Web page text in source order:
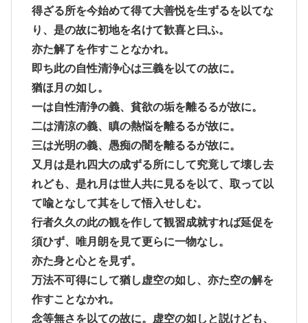
得ざる所を今始めて得て大善悦を生ずるを以てな
り、是の故に初地を名けて歓喜と曰ふ。
亦た解了を作すことなかれ。
即ち此の自性清浄心は三義を以ての故に。
猶ほ月の如し。
一は自性清浄の義、貧欲の垢を離るるが故に。
二は清涼の義、瞋の熱悩を離るるが故に。
三は光明の義、愚痴の闇を離るるが故に。
又月は是れ四大の成ずる所にして究竟して壊し去
れども、是れ月は世人共に見るを以て、取って以
て喩となして其をして悟入せしむ。
行者久久の此の観を作して観習成就すれば延促を
須ひず、唯月朗を見て更らに一物なし。
亦た身と心とを見ず。
万法不可得にして猶し虚空の如し、亦た空の解を
作すことなかれ。
念等無さを以ての故に。虚空の如しと説けども、